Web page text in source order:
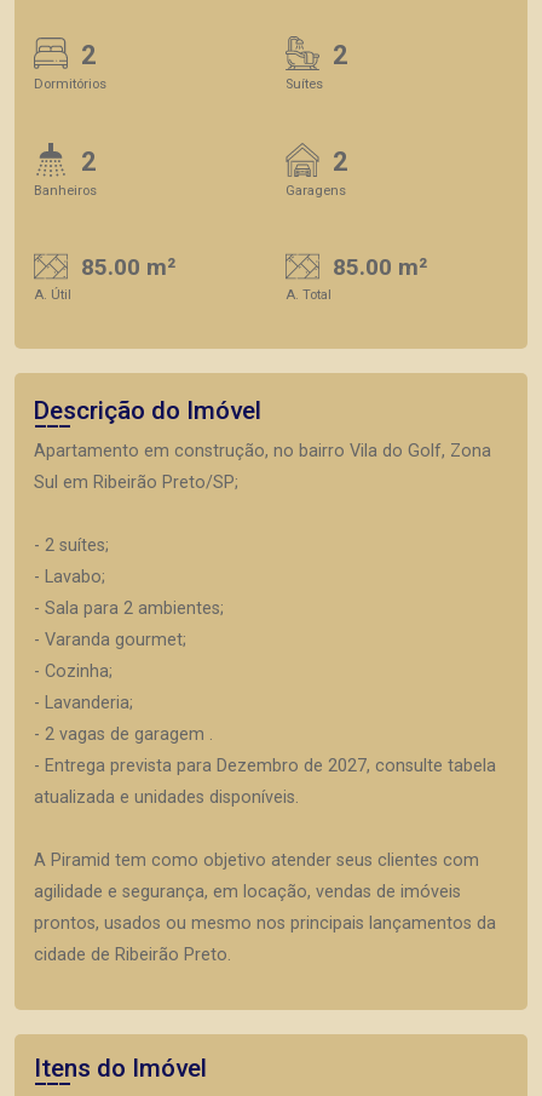
2
Dormitórios
2
Suítes
2
Banheiros
2
Garagens
85.00 m²
A. Útil
85.00 m²
A. Total
Descrição do Imóvel
Apartamento em construção, no bairro Vila do Golf, Zona
Sul em Ribeirão Preto/SP;
- 2 suítes;
- Lavabo;
- Sala para 2 ambientes;
- Varanda gourmet;
- Cozinha;
- Lavanderia;
- 2 vagas de garagem .
- Entrega prevista para Dezembro de 2027, consulte tabela
atualizada e unidades disponíveis.
A Piramid tem como objetivo atender seus clientes com
agilidade e segurança, em locação, vendas de imóveis
prontos, usados ou mesmo nos principais lançamentos da
cidade de Ribeirão Preto.
Itens do Imóvel